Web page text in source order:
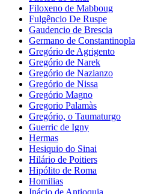
Filoxeno de Mabboug
Fulgêncio De Ruspe
Gaudencio de Brescia
Germano de Constantinopla
Gregório de Agrigento
Gregório de Narek
Gregório de Nazianzo
Gregório de Nissa
Gregório Magno
Gregorio Palamàs
Gregório, o Taumaturgo
Guerric de Igny
Hermas
Hesiquio do Sinai
Hilário de Poitiers
Hipólito de Roma
Homilias
Inácio de Antioquia